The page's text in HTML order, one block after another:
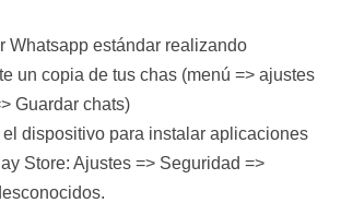
Whatsapp estándar realizando
un copia de tus chas (menú => ajustes
Guardar chats)
dispositivo para instalar aplicaciones
Store: Ajustes => Seguridad =>